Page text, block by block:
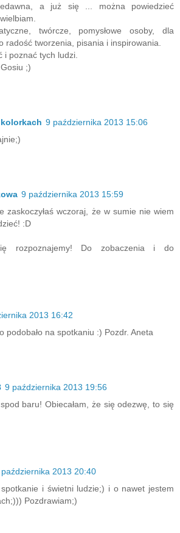
a już się ... można powiedzieć
twórcze, pomysłowe osoby, dla
radość tworzenia, pisania i inspirowania.
i poznać tych ludzi.
;)
9 października 2013 15:06
9 października 2013 15:59
zaskoczyłaś wczoraj, że w sumie nie wiem
:D
rozpoznajemy! Do zobaczenia i do
2013 16:42
podobało na spotkaniu :) Pozdr. Aneta
9 października 2013 19:56
baru! Obiecałam, że się odezwę, to się
2013 20:40
i świetni ludzie;) i o nawet jestem
Pozdrawiam;)